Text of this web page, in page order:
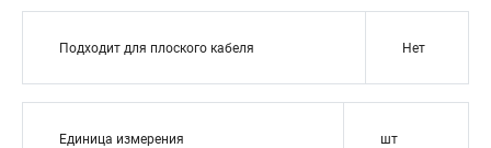
Подходит для плоского кабеля Нет
Единица измерения шт